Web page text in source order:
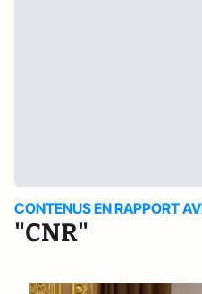
CONTENUS EN RAPPORT
"CNR"